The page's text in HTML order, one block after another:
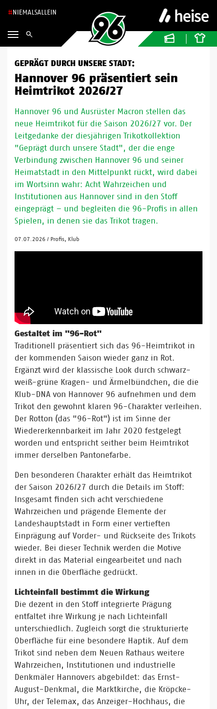
NIEMALSALLEIN
GEPRÄGT DURCH UNSERE STADT:
Hannover 96 präsentiert sein
Heimtrikot 2026/27
Hannover 96 und Ausrüster Macron stellen das
neue Heimtrikot für die Saison 2026/27 vor. Der
Leitgedanke der diesjährigen Trikotkollektion
"Geprägt durch unsere Stadt", der die enge
Verbindung zwischen Hannover 96 und seiner
Heimatstadt in den Mittelpunkt rückt, wird dabei
im Wortsinn wahr: Acht Wahrzeichen und
Institutionen aus Hannover sind in den Stoff
eingeprägt – und begleiten die 96-Profis in allen
Spielen, in denen sie das Trikot tragen.
07.07.2026 / Profis, Klub
Gestaltet im "96-Rot"
Traditionell präsentiert sich das 96-Heimtrikot in
der kommenden Saison wieder ganz in Rot.
Ergänzt wird der klassische Look durch schwarz-
weiß-grüne Kragen- und Ärmelbündchen, die die
Klub-DNA von Hannover 96 aufnehmen und dem
Trikot den gewohnt klaren 96-Charakter verleihen.
Der Rotton (das "96-Rot") ist im Sinne der
Wiedererkennbarkeit im Jahr 2020 festgelegt
worden und entspricht seither beim Heimtrikot
immer derselben Pantonefarbe.
Den besonderen Charakter erhält das Heimtrikot
der Saison 2026/27 durch die Details im Stoff:
Insgesamt finden sich acht verschiedene
Wahrzeichen und prägende Elemente der
Landeshauptstadt in Form einer vertieften
Einprägung auf Vorder- und Rückseite des Trikots
wieder. Bei dieser Technik werden die Motive
direkt in das Material eingearbeitet und nach
innen in die Oberfläche gedrückt.
Lichteinfall bestimmt die Wirkung
Die dezent in den Stoff integrierte Prägung
entfaltet ihre Wirkung je nach Lichteinfall
unterschiedlich. Zugleich sorgt die strukturierte
Oberfläche für eine besondere Haptik. Auf dem
Trikot sind neben dem Neuen Rathaus weitere
Wahrzeichen, Institutionen und industrielle
Denkmäler Hannovers abgebildet: das Ernst-
August-Denkmal, die Marktkirche, die Kröpcke-
Uhr, der Telemax, das Anzeiger-Hochhaus, die